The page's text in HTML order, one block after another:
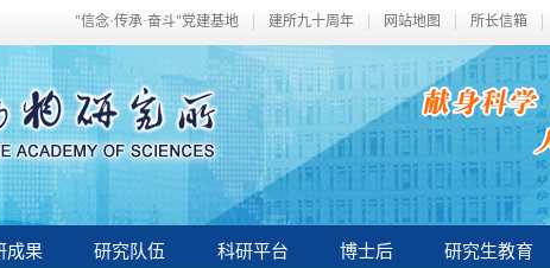
"信念·传承·奋斗"党建基地 建所九十周年 网站地图 所长信箱
成果 研究队伍 科研平台 博士后 研究生教育